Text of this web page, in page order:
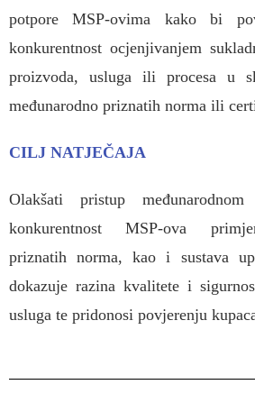
potpore MSP-ovima kako bi
konkurentnost ocjenjivanjem
proizvoda, usluga ili procesa u
međunarodno priznatih norma ili
CILJ NATJEČAJA
Olakšati pristup
konkurentnost MSP-ova
priznatih norma, kao i sustava
dokazuje razina kvalitete i
usluga te pridonosi povjerenju